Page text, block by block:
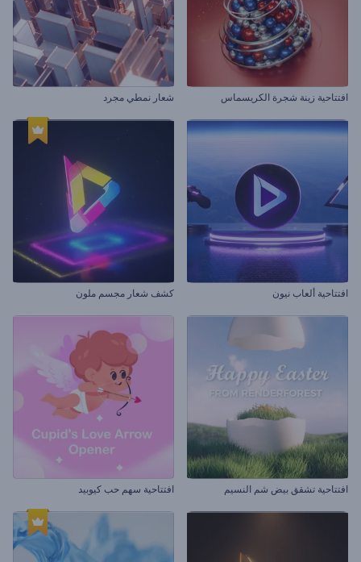
افتتاحية زينة شجرة الكريسماس شعار نمطي مجرد
افتتاحية ألعاب نيون كشف شعار مجسم ملون
افتتاحية تشقق بيض شم النسيم افتتاحية سهم حب كيوبيد